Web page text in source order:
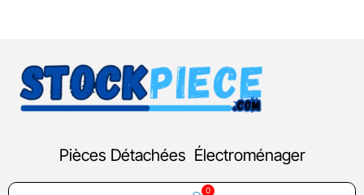
contenu
Pièces Détachées Électroménager